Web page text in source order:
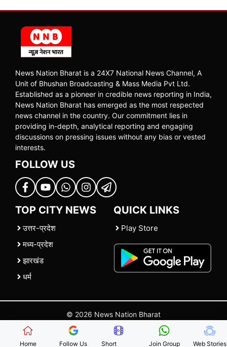
News Nation Bharat is a 24X7 National News Channel, A
Unit of Bhushan Broadcasting & Mass Media Pvt Ltd.
Established as a pioneer in credible news reporting in India,
News Nation Bharat has emerged as the most respected
news channel in the country. Our commitment lies in
providing in-depth, analytical reporting and engaging
discussions on pressing issues without any bias or vested
interests.
FOLLOW US
TOP CITY NEWS
उत्तर-प्रदेश
मध्य-प्रदेश
झारखंड
धर्म
QUICK LINKS
Play Store
© 2026 News Nation Bharat
| |Contact Us |Policies Terms and Conditions
Home Follow Us Short Join Group Web Stories